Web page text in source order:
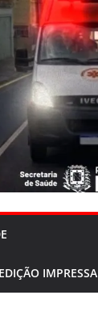
EDIÇÃO IMPRESSA